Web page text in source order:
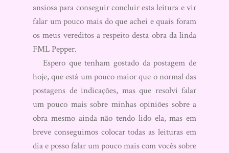
ansiosa para conseguir concluir esta leitura e vir
falar um pouco mais do que achei e quais foram
os meus vereditos a respeito desta obra da linda
FML Pepper.
Espero que tenham gostado da postagem de
hoje, que está um pouco maior que o normal das
postagens de indicações, mas que resolvi falar
um pouco mais sobre minhas opiniões sobre a
obra mesmo ainda não tendo lido ela, mas em
breve conseguimos colocar todas as leituras em
dia e posso falar um pouco mais com vocês sobre